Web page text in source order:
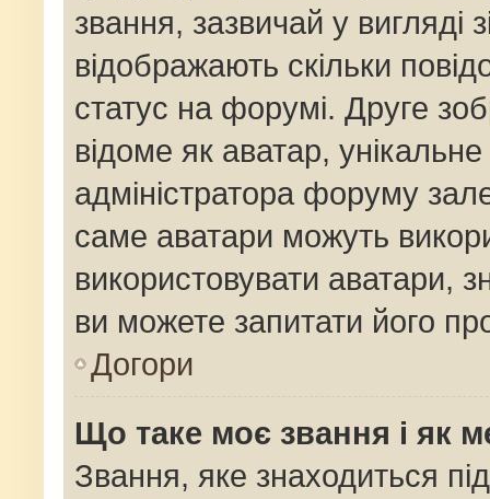
звання, зазвичай у вигляді
відображають скільки
статус на форумі. Друге
відоме як аватар,
адміністратора форуму
саме аватари можуть
використовувати аватари,
ви можете запитати його
Догори
Що таке моє звання і як
Звання, яке знаходиться